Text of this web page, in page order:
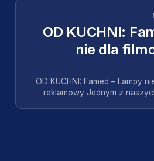
OD KUCHNI:
nie dla
OD KUCHNI: Famed – Lampy
reklamowy Jednym z